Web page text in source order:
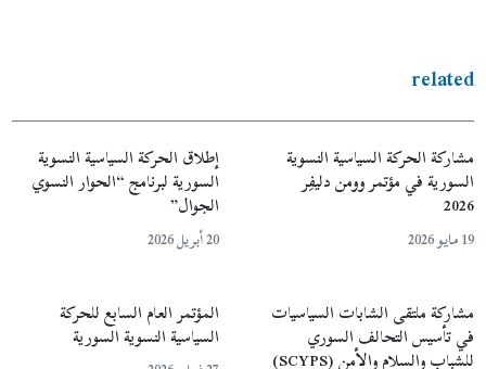
إطلاق الحركة السياسية النسوية
السورية لبرنامج “الحوار النسوي
الجوال”
20 أبريل 2026
المؤتمر العام السابع للحركة
السياسية النسوية السورية